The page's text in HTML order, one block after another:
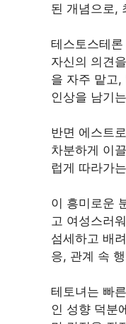
된 개념으로,
테스토스테
자신의 의견
을 자주 맡고
인상을 남기
반면 에스트
차분하게 이
럽게 따라가
이 흥미로운
고 여성스러
섬세하고 배
응, 관계 속
테토녀는 빠
인 성향 덕분